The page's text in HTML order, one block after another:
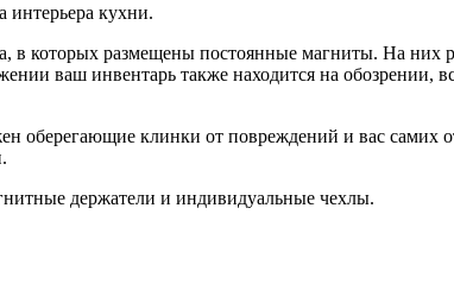
интерьера кухни.
в которых размещены постоянные магниты. На них
ваш инвентарь также находится на обозрении,
оберегающие клинки от повреждений и вас самих
держатели и индивидуальные чехлы.